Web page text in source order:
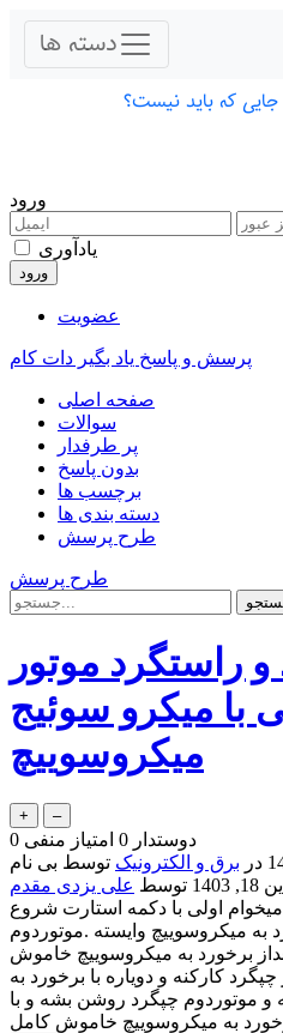
ورود
یادآوری
عضویت
پرسش و پاسخ یاد بگیر دات کام
صفحه اصلی
سوالات
پر طرفدار
بدون پاسخ
برچسب ها
دسته بندی ها
طرح پرسش
طرح پرسش
راستگرد موتور
میکرو سوئیج
میکروسوییچ
0 دوستدار 0 امتیاز منفی
در برق و الکترونیک توسط بی نام
توسط علی یزدی مقدم
اولی با دکمه استارت شروع
به میکروسوییچ وایسته .موتوردوم
برخورد به میکروسوییچ خاموش
کارکنه و دویاره با برخورد به
موتوردوم چپگرد روشن بشه و با